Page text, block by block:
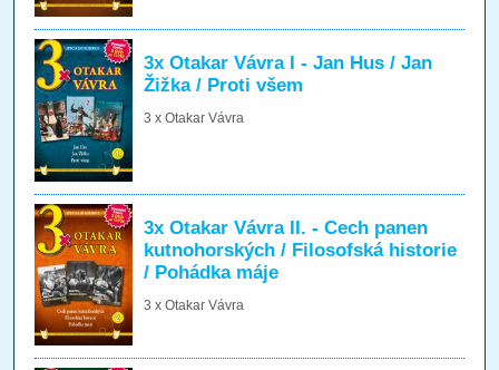
3x Otakar Vávra I - Jan Hus / Jan
Žižka / Proti všem
3 x Otakar Vávra
3x Otakar Vávra II. - Cech panen
kutnohorských / Filosofská historie
/ Pohádka máje
3 x Otakar Vávra